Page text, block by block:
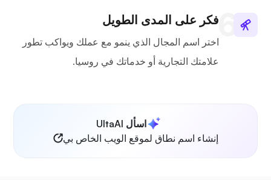
فكر على المدى الطويل
اختر اسم المجال الذي ينمو مع عملك ويواكب تطور
علامتك التجارية أو خدماتك في روسيا.
اسأل UltaAI
إنشاء اسم نطاق لموقع الويب الخاص بي